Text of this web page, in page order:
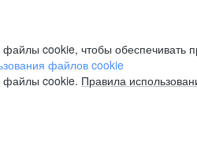
cookie, чтобы обеспечивать
файлов cookie
файлы cookie. Правила